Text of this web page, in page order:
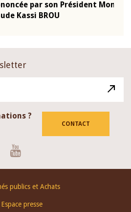
Monsieur Jean-
?
CONTACT
publics et Achats
Espace presse